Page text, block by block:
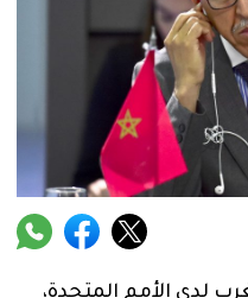
لدى الأمم المتحدة،